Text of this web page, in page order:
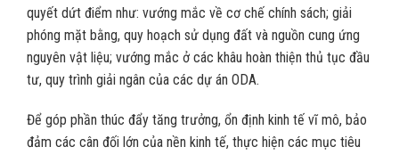
quyết dứt điểm như: vướng mắc về cơ chế chính sách; giải
phóng mặt bằng, quy hoạch sử dụng đất và nguồn cung ứng
nguyên vật liệu; vướng mắc ở các khâu hoàn thiện thủ tục đầu
tư, quy trình giải ngân của các dự án ODA.
Để góp phần thúc đẩy tăng trưởng, ổn định kinh tế vĩ mô, bảo
đảm các cân đối lớn của nền kinh tế, thực hiện các mục tiêu